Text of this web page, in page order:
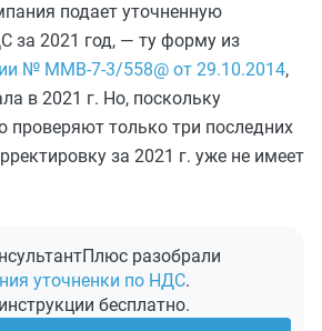
подает уточненную
за 2021 год, — ту форму из
№ ММВ-7-3/558@ от 29.10.2014,
в 2021 г. Но, поскольку
проверяют только три последних
за 2021 г. уже не имеет
разобрали
уточненки по НДС.
бесплатно.